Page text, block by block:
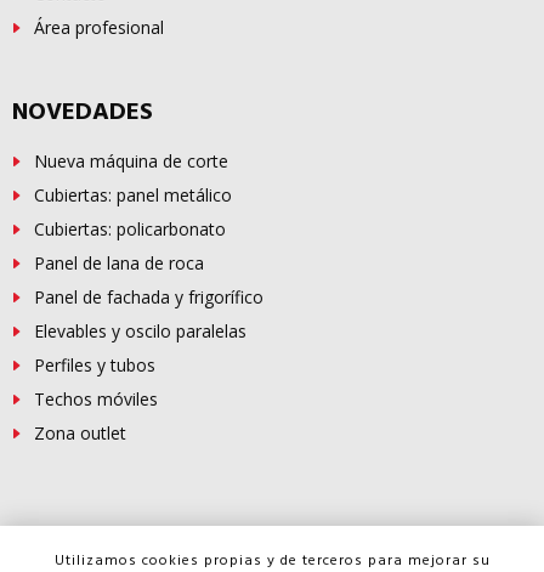
Área profesional
NOVEDADES
Nueva máquina de corte
Cubiertas: panel metálico
Cubiertas: policarbonato
Panel de lana de roca
Panel de fachada y frigorífico
Elevables y oscilo paralelas
Perfiles y tubos
Techos móviles
Zona outlet
© Copyright - FERROSUR2026
Utilizamos cookies propias y de terceros para mejorar su